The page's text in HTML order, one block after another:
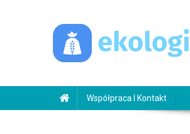
Współpraca I Kontakt